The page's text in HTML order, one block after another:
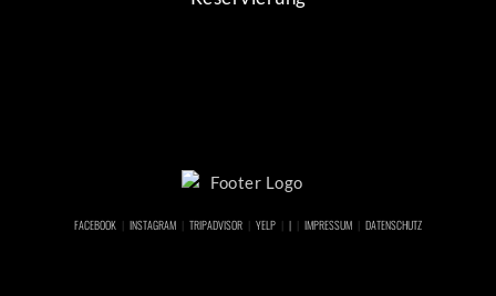
FACEBOOK INSTAGRAM TRIPADVISOR YELP | IMPRESSUM DATENSCHUTZ